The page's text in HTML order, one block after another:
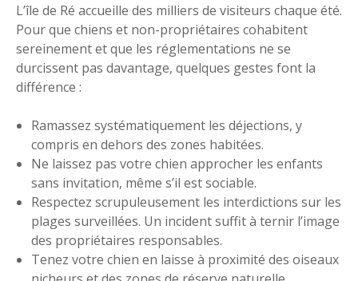
L’île de Ré accueille des milliers de visiteurs chaque été.
Pour que chiens et non-propriétaires cohabitent
sereinement et que les réglementations ne se
durcissent pas davantage, quelques gestes font la
différence :
Ramassez systématiquement les déjections, y
compris en dehors des zones habitées.
Ne laissez pas votre chien approcher les enfants
sans invitation, même s’il est sociable.
Respectez scrupuleusement les interdictions sur les
plages surveillées. Un incident suffit à ternir l’image
des propriétaires responsables.
Tenez votre chien en laisse à proximité des oiseaux